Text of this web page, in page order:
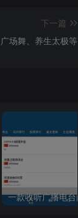
下一篇
场舞、养生太极等